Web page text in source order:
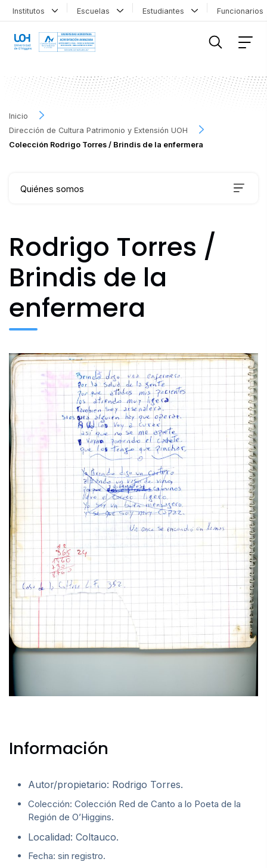
Institutos Escuelas Estudiantes
Inicio
Dirección de Cultura Patrimonio y Extensión UOH
Colección Rodrigo Torres / Brindis de la enfermera
Quiénes somos
Agenda Cultural
Archivo Fotográfico y Documental
Contacto
Rodrigo Torres /
Brindis de la
enfermera
Información
Autor/propietario: Rodrigo Torres.
Colección: Colección Red de Canto a lo Poeta de la
Región de O’Higgins.
Localidad: Coltauco.
Fecha: sin registro.